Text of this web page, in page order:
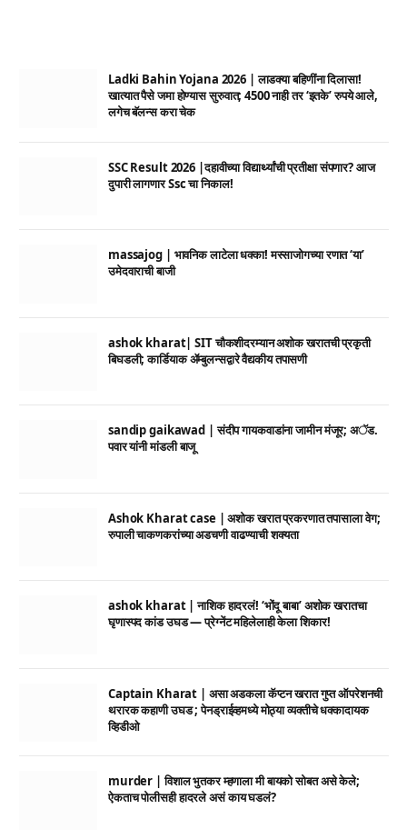
Ladki Bahin Yojana 2026 | लाडक्या बहिणींना दिलासा!
खात्यात पैसे जमा होण्यास सुरुवात; 4500 नाही तर ‘इतके’ रुपये आले,
लगेच बॅलन्स करा चेक
SSC Result 2026 |दहावीच्या विद्यार्थ्यांची प्रतीक्षा संपणार? आज
दुपारी लागणार Ssc चा निकाल!
massajog | भावनिक लाटेला धक्का! मस्साजोगच्या रणात ‘या’
उमेदवाराची बाजी
ashok kharat| SIT चौकशीदरम्यान अशोक खरातची प्रकृती
बिघडली; कार्डियाक ॲम्बुलन्सद्वारे वैद्यकीय तपासणी
sandip gaikawad | संदीप गायकवाडांना जामीन मंजूर; अॅड.
पवार यांनी मांडली बाजू
Ashok Kharat case | अशोक खरात प्रकरणात तपासाला वेग;
रुपाली चाकणकरांच्या अडचणी वाढण्याची शक्यता
ashok kharat | नाशिक हादरलं! ‘भोंदू बाबा’ अशोक खरातचा
घृणास्पद कांड उघड — प्रेग्नेंट महिलेलाही केला शिकार!
Captain Kharat | असा अडकला कॅप्टन खरात गुप्त ऑपरेशनची
थरारक कहाणी उघड ; पेनड्राईव्हमध्ये मोठ्या व्यक्तीचे धक्कादायक
व्हिडीओ
murder | विशाल भुतकर म्हणाला मी बायको सोबत असे केले;
ऐकताच पोलीसही हादरले असं काय घडलं?